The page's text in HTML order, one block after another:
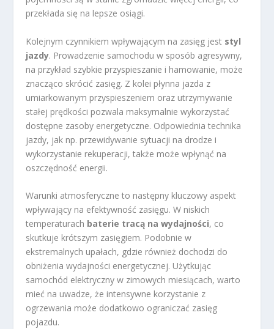
przekłada się na lepsze osiągi.
Kolejnym czynnikiem wpływającym na zasięg jest styl
jazdy. Prowadzenie samochodu w sposób agresywny,
na przykład szybkie przyspieszanie i hamowanie, może
znacząco skrócić zasięg. Z kolei płynna jazda z
umiarkowanym przyspieszeniem oraz utrzymywanie
stałej prędkości pozwala maksymalnie wykorzystać
dostępne zasoby energetyczne. Odpowiednia technika
jazdy, jak np. przewidywanie sytuacji na drodze i
wykorzystanie rekuperacji, także może wpłynąć na
oszczędność energii.
Warunki atmosferyczne to następny kluczowy aspekt
wpływający na efektywność zasięgu. W niskich
temperaturach baterie tracą na wydajności, co
skutkuje krótszym zasięgiem. Podobnie w
ekstremalnych upałach, gdzie również dochodzi do
obniżenia wydajności energetycznej. Użytkując
samochód elektryczny w zimowych miesiącach, warto
mieć na uwadze, że intensywne korzystanie z
ogrzewania może dodatkowo ograniczać zasięg
pojazdu.